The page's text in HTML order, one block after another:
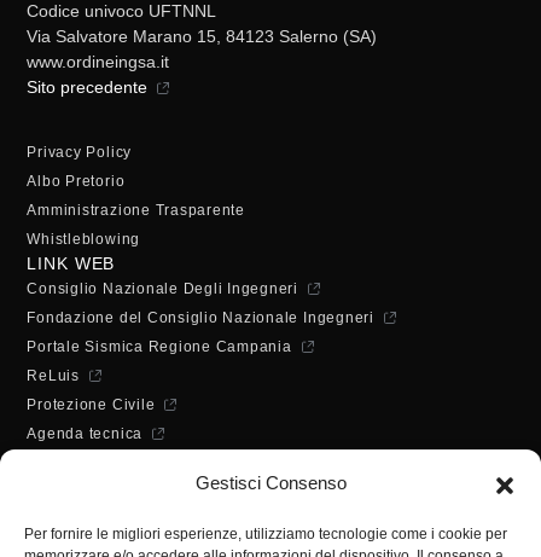
Gestisci Consenso
Per fornire le migliori esperienze, utilizziamo tecnologie come i cookie per
Codice univoco UFTNNL
Via Salvatore Marano 15, 84123 Salerno (SA)
www.ordineingsa.it
Sito precedente
Privacy Policy
Albo Pretorio
Amministrazione Trasparente
Whistleblowing
LINK WEB
Consiglio Nazionale Degli Ingegneri
Fondazione del Consiglio Nazionale Ingegneri
Portale Sismica Regione Campania
ReLuis
Protezione Civile
Agenda tecnica
ORARI DI APERTURA
10:00 - 12:00